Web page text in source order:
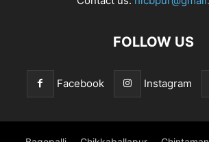
FOLLOW US
Facebook Instagram